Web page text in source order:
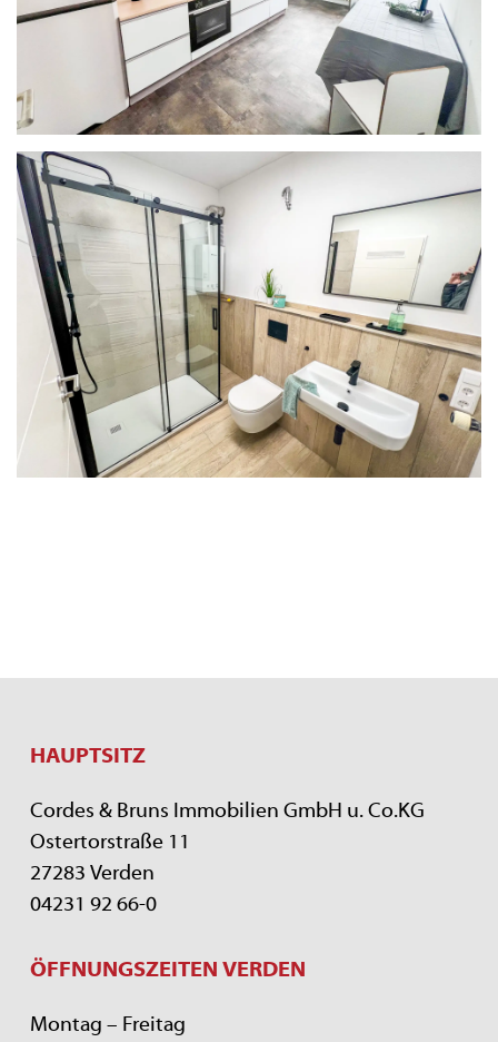
HAUPTSITZ
Cordes & Bruns Immobilien GmbH u. Co.KG
Ostertorstraße 11
27283 Verden
04231 92 66-0
ÖFFNUNGSZEITEN VERDEN
Montag – Freitag